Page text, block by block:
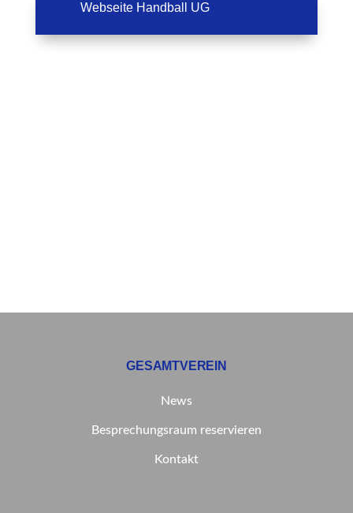
Webseite Handball UG
GESAMTVEREIN
News
Besprechungsraum reservieren
Kontakt